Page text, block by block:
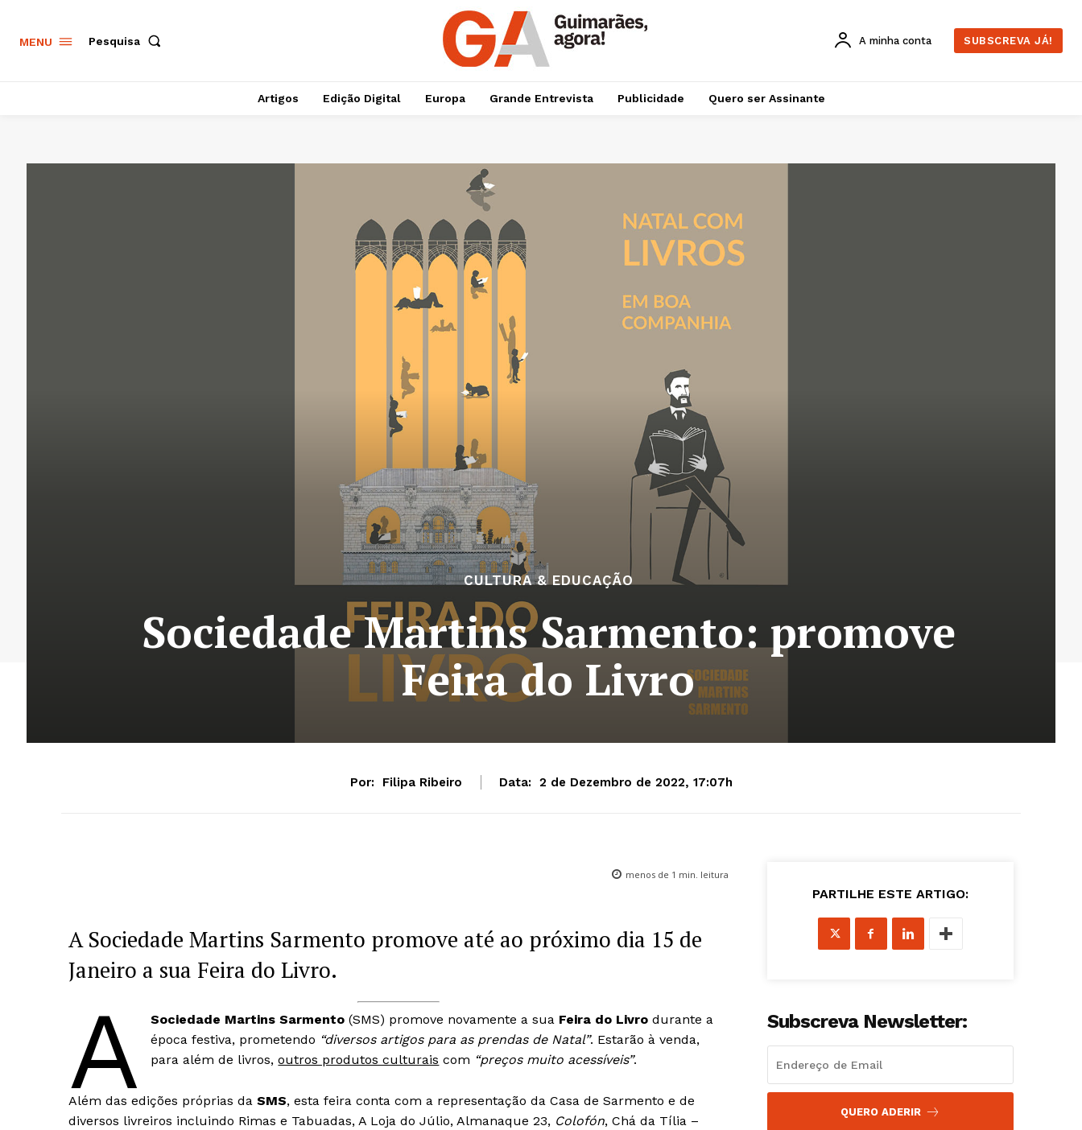
MENU Pesquisa A minha conta SUBSCREVA JÁ!
Artigos Edição Digital Europa Grande Entrevista Publicidade Quero ser Assinante
CULTURA & EDUCAÇÃO
Sociedade Martins Sarmento: promove
Feira do Livro
Por: Filipa Ribeiro Data: 2 de Dezembro de 2022, 17:07h
menos de 1 min. leitura
A Sociedade Martins Sarmento promove até ao próximo dia 15 de
Janeiro a sua Feira do Livro.
A Sociedade Martins Sarmento (SMS) promove novamente a sua Feira do Livro durante a
época festiva, prometendo “diversos artigos para as prendas de Natal”. Estarão à venda,
para além de livros,outros produtos culturais com “preços muito acessíveis”.
Além das edições próprias da SMS, esta feira conta com a representação da Casa de Sarmento e de
diversos livreiros incluindo Rimas e Tabuadas, A Loja do Júlio, Almanaque 23, Colofón, Chá da Tília –
PARTILHE ESTE ARTIGO:
Subscreva Newsletter:
QUERO ADERIR